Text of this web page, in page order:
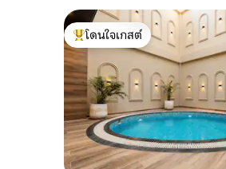
โดนใจเกสต์ที่สุด
โดนใจเกสต์